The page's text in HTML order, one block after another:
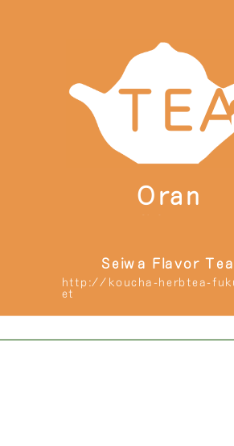
T E
O ra n
g e
S eiw a F avor T ea
htt p :/ / ko uc ha - h e rb te a-f u k
et